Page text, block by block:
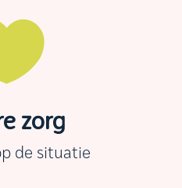
zorg
de situatie